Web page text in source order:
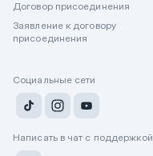
Договор присоединения
Заявление к договору
присоединения
Социальные сети
Написать в чат с поддержкой